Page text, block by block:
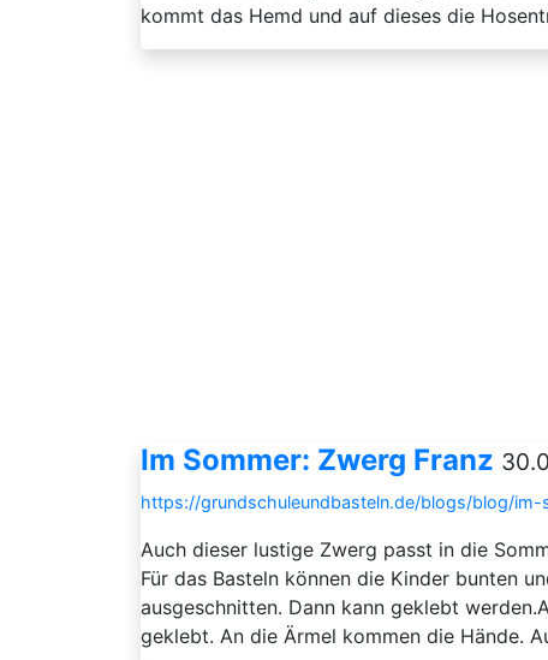
kommt das Hemd und auf dieses die
Im Sommer: Zwerg Franz
https://grundschuleundbasteln.de/blogs/blog/
Auch dieser lustige Zwerg passt in die
Für das Basteln können die Kinder bunten
ausgeschnitten. Dann kann geklebt
geklebt. An die Ärmel kommen die Hände.